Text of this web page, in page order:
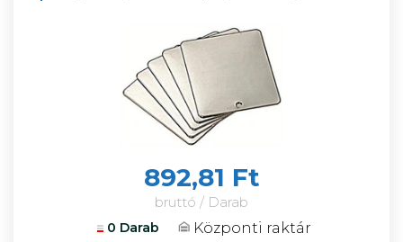
892,81 Ft
bruttó / Darab
0 Darab Központi raktár